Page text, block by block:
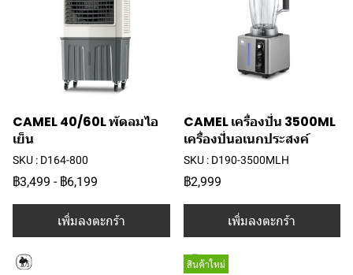
CAMEL 40/60L พัดลมไอ
เย็น
SKU : D164-800
฿3,499 - ฿6,199
เพิ่มลงตะกร้า
CAMEL เครื่องปั่น 3500ML
เครื่องปั่นอเนกประสงค์
SKU : D190-3500MLH
฿2,999
เพิ่มลงตะกร้า
สินค้าใหม่